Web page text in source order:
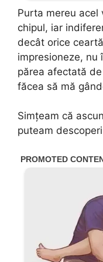
Purta mereu acel
chipul, iar
decât orice
impresioneze, nu
părea afectată
făcea să mă
Simțeam că
puteam